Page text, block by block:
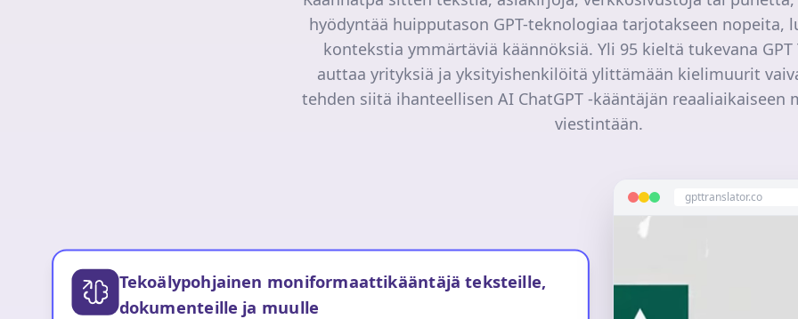
hyödyntää huipputason GPT-teknologiaa tarjotakseen nopeita,
kontekstia ymmärtäviä käännöksiä. Yli 95 kieltä tukevana
auttaa yrityksiä ja yksityishenkilöitä ylittämään kielimuurit
tehden siitä ihanteellisen AI ChatGPT -kääntäjän reaaliaikaiseen
viestintään.
Tekoälypohjainen moniformaattikääntäjä teksteille,
dokumenteille ja muulle
gpttranslator.co